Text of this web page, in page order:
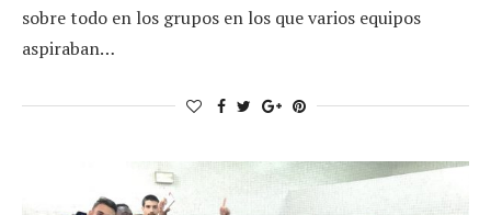
sobre todo en los grupos en los que varios equipos
aspiraban…